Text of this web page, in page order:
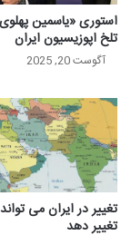
استوری «یاسمین
تلخ اپوزیسیون ایران
آگوست 20, 2025
تغییر در ایران می
تغییر دهد